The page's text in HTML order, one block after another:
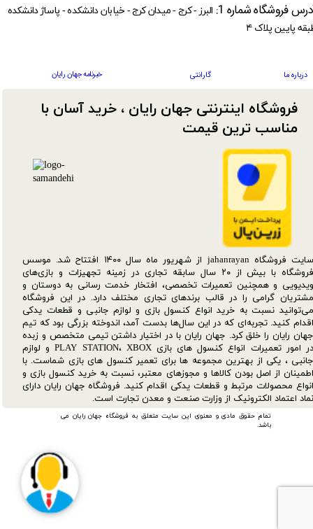
تمام حقوق مادی و معنوی این سایت متعلق به فروشگاه جهان رایان می
باشد.
سایت فروشگاه jahanrayan از شهریور ماه سال ۱۴۰۰ افتتاح شد. موسس
فروشگاه با بیش از ۲۰ سال سابقه تجاری در زمینه تجهیزات و بازی‌های
ویدیویی و همچنین تعمیرات تخصصی، افتخار خدمت رسانی به دوستان و
مشتریان گرامی را در قالب برندهای تجاری مختلف دارد. در این فروشگاه
می‌توانید نسبت به خرید انواع کنسول بازی و لوازم جانبی و قطعات یدکی‌
اقدام کنید. تجربه‌ای که در این سال‌ها بدست آمد، اندوخته بزرگی بود که تیم
جهان رایان را خلق کرد. جهان رایان با در اختیار داشتن تیمی متخصص و زبده
در امور تعمیرات انواع کنسول های بازی PLAY STATION، XBOX و لوازم
جانبی ، یکی از بهترین مجموعه ها برای تعمیر کنسول های بازی شماست. با
اطمینان از اصل بودن کالاها و مجوزهای معتبر، نسبت به خرید کنسول بازی و
انواع محصولات مرتبط و قطعات یدکی اقدام کنید. فروشگاه جهان رایان دارای
نماد اعتماد الکترونیک از وزارت صنعت و معدن تجارت است.
فروشگاه اینترنتی جهان رایان ، خرید آسان با
مناسب ترین قیمت​​​​​​​
درباره ما گارانتی خبرنامه جهان رایان
فروشگاه شماره 1:
البرز - کرج - میدان کرج - خیابان دانشکده - پاساژ دانشکده
پایین پلاک ۴